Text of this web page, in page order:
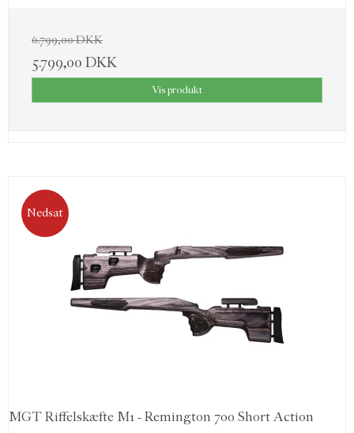
6.799,00 DKK
5.799,00 DKK
Vis produkt
Nedsat
MGT Riffelskæfte M1 - Remington 700 Short Action